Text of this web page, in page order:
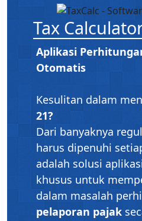
Tax
Aplikasi
Otomatis
Kesulitan dalam
21?
Dari banyaknya
harus dipenuhi
adalah solusi
khusus untuk
dalam masalah
pelaporan pajak